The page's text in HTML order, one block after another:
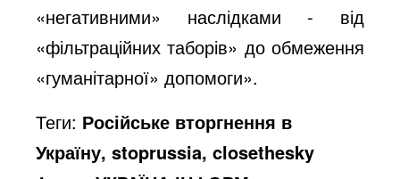
«негативними» наслідками - від
«фільтраційних таборів» до обмеження
«гуманітарної» допомоги».
Теги: Російське вторгнення в
Україну, stoprussia, closethesky